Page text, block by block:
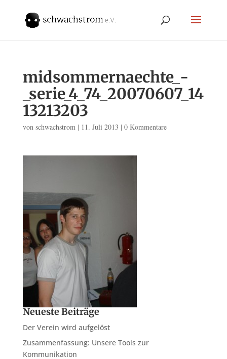
midsommernaechte_-
_serie_4_74_20070607_14
13213203
von schwachstrom| 11. Juli 2013 | 0 Kommentare
Neueste Beiträge
Der Verein wird aufgelöst
Zusammenfassung: Unsere Tools zur
Kommunikation